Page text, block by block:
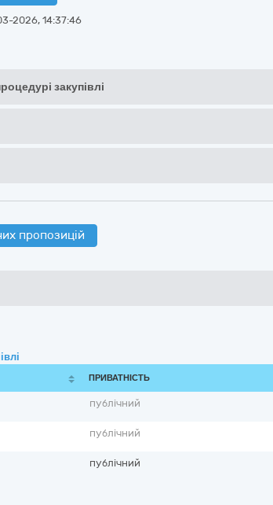
2026, 14:37:46
закупівлі
пропозицій
ПРИВАТНІСТЬ
публічний
публічний
публічний